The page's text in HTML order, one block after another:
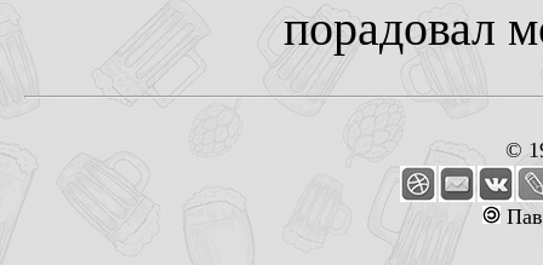
порадовал
©